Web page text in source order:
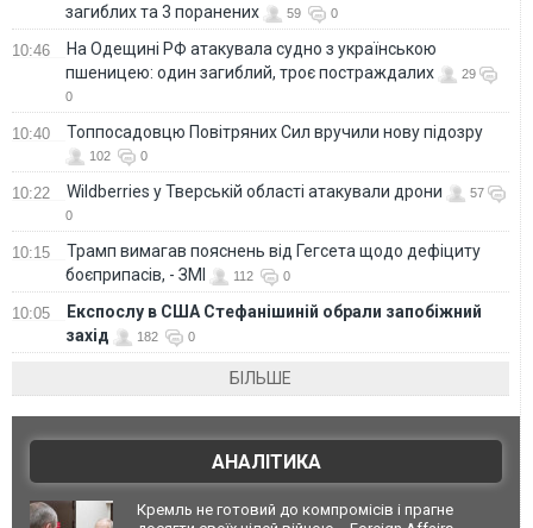
загиблих та 3 поранених
59 0
10:46
На Одещині РФ атакувала судно з українською
пшеницею: один загиблий, троє постраждалих
29
0
10:40 Топпосадовцю Повітряних Сил вручили нову підозру
102 0
10:22 Wildberries у Тверській області атакували дрони
57
0
10:15
Трамп вимагав пояснень від Гегсета щодо дефіциту
боєприпасів, - ЗМІ
112 0
10:05
Експослу в США Стефанішиній обрали запобіжний
захід
182 0
БІЛЬШЕ
АНАЛІТИКА
Кремль не готовий до компромісів і прагне